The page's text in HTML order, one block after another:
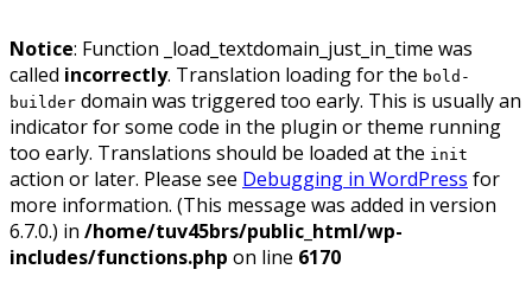
Notice: Function _load_textdomain_just_in_time was
called incorrectly. Translation loading for the bold-
builder domain was triggered too early. This is usually an
indicator for some code in the plugin or theme running
too early. Translations should be loaded at the init
action or later. Please see Debugging in WordPress for
more information. (This message was added in version
6.7.0.) in /home/tuv45brs/public_html/wp-
includes/functions.php on line 6170